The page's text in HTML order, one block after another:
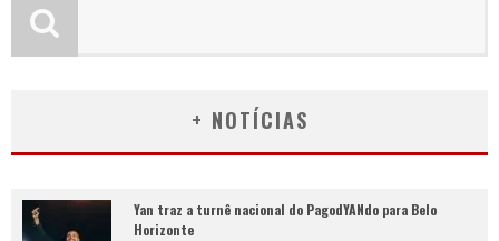
+ NOTÍCIAS
Yan traz a turnê nacional do PagodYANdo para Belo
Horizonte